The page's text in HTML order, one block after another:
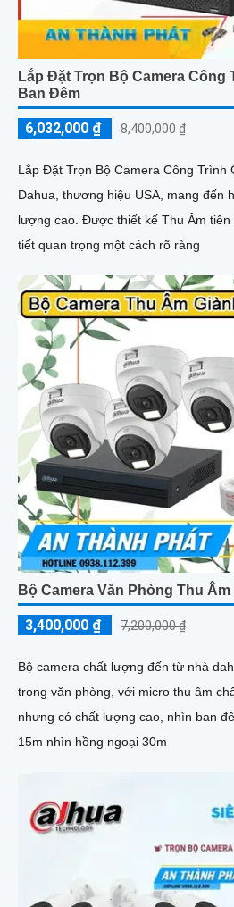
Lắp Đặt Trọn Bộ Camera Công
Ban Đêm
6,032,000 ₫ 8,400,000 ₫
Lắp Đặt Trọn Bộ Camera Công Trình
Dahua, thương hiệu USA, mang đến
lượng cao. Được thiết kế Thu Âm tiên nghi, giúp ghi lại mọi chi
tiết quan trọng một cách rõ ràng
Bộ Camera Văn Phòng Thu Âm
3,400,000 ₫ 7,200,000 ₫
Bộ camera chất lượng đến từ nhà
trong văn phòng, với micro thu âm
nhưng có chất lượng cao, nhìn ban
15m nhìn hồng ngoại 30m